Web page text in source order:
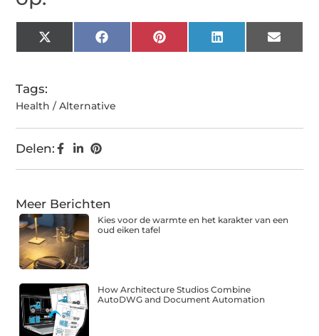
X
(Twitter)
FacebookPinterestLinkedIn Email
Tags:
Health / Alternative
Delen:
Meer Berichten
Kies voor de warmte en het karakter van een
oud eiken tafel
How Architecture Studios Combine
AutoDWG and Document Automation